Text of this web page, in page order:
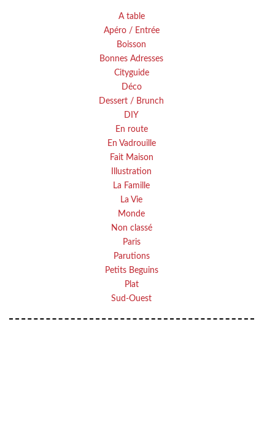
A table
Apéro / Entrée
Boisson
Bonnes Adresses
Cityguide
Déco
Dessert / Brunch
DIY
En route
En Vadrouille
Fait Maison
Illustration
La Famille
La Vie
Monde
Non classé
Paris
Parutions
Petits Beguins
Plat
Sud-Ouest